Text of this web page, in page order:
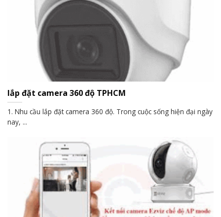
lắp đặt camera 360 độ TPHCM
1. Nhu cầu lắp đặt camera 360 độ. Trong cuộc sống hiện đại ngày
nay, ...